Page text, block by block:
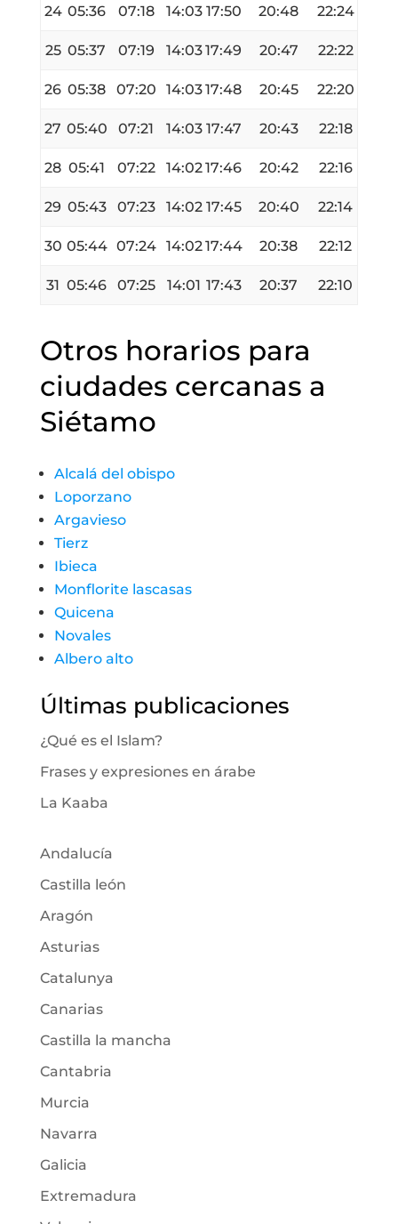
24 05:36 07:18 14:03 17:50 20:48 22:24
25 05:37 07:19 14:0317:49 20:47 22:22
26 05:38 07:20 14:0317:48 20:45 22:20
27 05:40 07:21 14:03 17:47 20:43 22:18
28 05:41 07:22 14:0217:46 20:42 22:16
29 05:43 07:23 14:02 17:45 20:40 22:14
30 05:44 07:24 14:0217:44 20:38 22:12
31 05:46 07:25 14:01 17:43 20:37 22:10
Otros horarios para
ciudades cercanas a
Siétamo
Alcalá del obispo
Loporzano
Argavieso
Tierz
Ibieca
Monflorite lascasas
Quicena
Novales
Albero alto
Últimas publicaciones
¿Qué es el Islam?
Frases y expresiones en árabe
La Kaaba
Andalucía
Castilla león
Aragón
Asturias
Catalunya
Canarias
Castilla la mancha
Cantabria
Murcia
Navarra
Galicia
Extremadura